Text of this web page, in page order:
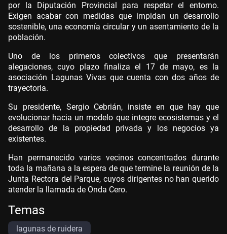
por la Diputación Provincial para respetar el entorno.
Exigen acabar con medidas que impidan un desarrollo
sostenible, una economía circular y un asentamiento de la
población.
Uno de los primeros colectivos que presentarán
alegaciones, cuyo plazo finaliza el 17 de mayo, es la
asociación Lagunas Vivas que cuenta con dos años de
trayectoria.
Su presidente, Sergio Cebrián, insiste en que hay que
evolucionar hacia un modelo que integre ecosistemas y el
desarrollo de la propiedad privada y los negocios ya
existentes.
Han permanecido varios vecinos concentrados durante
toda la mañana a la espera de que termine la reunión de la
Junta Rectora del Parque, cuyos dirigentes no han querido
atender la llamada de Onda Cero.
Temas
lagunas de ruidera